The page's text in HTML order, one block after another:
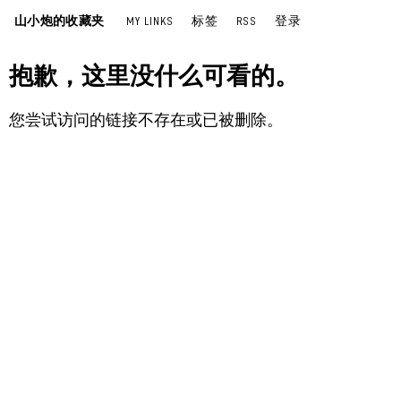
山小炮的收藏夹 MY LINKS 标签 RSS 登录
抱歉，这里没什么可看的。
您尝试访问的链接不存在或已被删除。